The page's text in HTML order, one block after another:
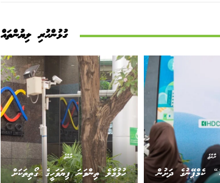
ގުޅުންހުރި ލިޔުންތައް
ރާއްޖެ
ކެމްޕޭނުގެ ދަށުން
ރާއްޖެ
ހުޅުމާލެ ތިންވަނަ ފިޔަވަހީގެ ގޯތިތަކަށް